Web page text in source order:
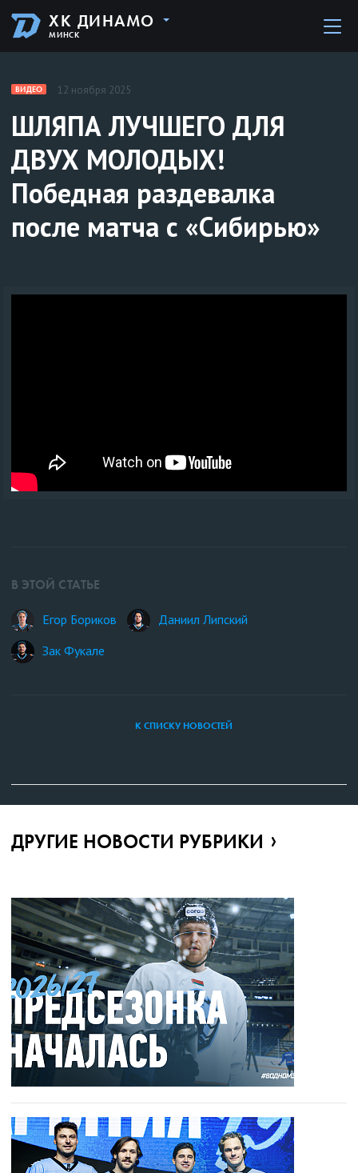
ХК ДИНАМО
МИНСК
ВИДЕО 12 ноября 2025
ШЛЯПА ЛУЧШЕГО ДЛЯ
ДВУХ МОЛОДЫХ!
Победная раздевалка
после матча с «Сибирью»
В ЭТОЙ СТАТЬЕ
Егор Бориков
Даниил Липский
Зак Фукале
К СПИСКУ НОВОСТЕЙ
ДРУГИЕ НОВОСТИ РУБРИКИ